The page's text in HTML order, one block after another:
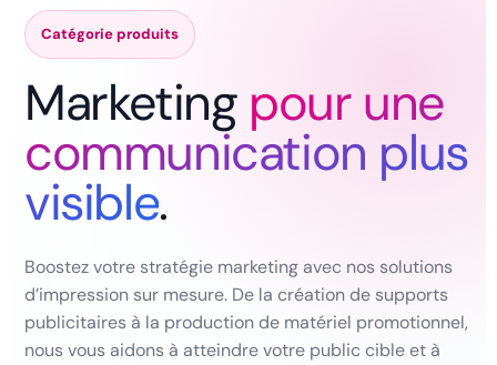
Catégorie produits
Marketing pour une
communication plus
visible.
Boostez votre stratégie marketing avec nos solutions
d’impression sur mesure. De la création de supports
publicitaires à la production de matériel promotionnel,
nous vous aidons à atteindre votre public cible et à